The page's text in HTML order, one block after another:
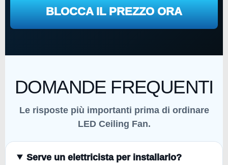
BLOCCA IL PREZZO ORA
DOMANDE FREQUENTI
Le risposte più importanti prima di ordinare
LED Ceiling Fan.
Serve un elettricista per installarlo?